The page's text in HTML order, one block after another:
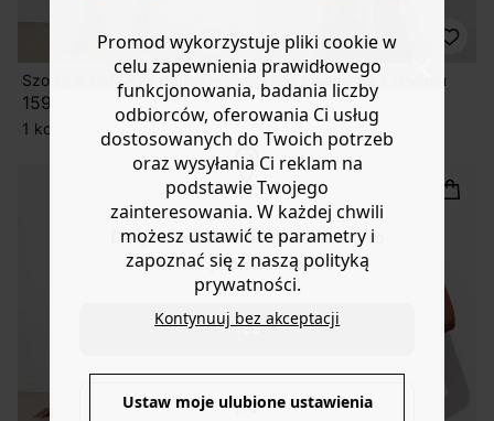
Do you want to be redirected to
www.promod.com ?
YES
NO
Szorty w panterkę damskie
159,90 zł
1 kolor
Krótka sukienka z denimu
179,90 zł
3 kolory
Promod wykorzystuje pliki cookie w
celu zapewnienia prawidłowego
funkcjonowania, badania liczby
odbiorców, oferowania Ci usług
dostosowanych do Twoich potrzeb
oraz wysyłania Ci reklam na
podstawie Twojego
zainteresowania. W każdej chwili
możesz ustawić te parametry i
zapoznać się z naszą polityką
prywatności.
Kontynuuj bez akceptacji
Ustaw moje ulubione ustawienia